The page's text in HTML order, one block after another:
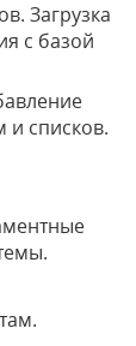
Загрузка
с базой
и списков.